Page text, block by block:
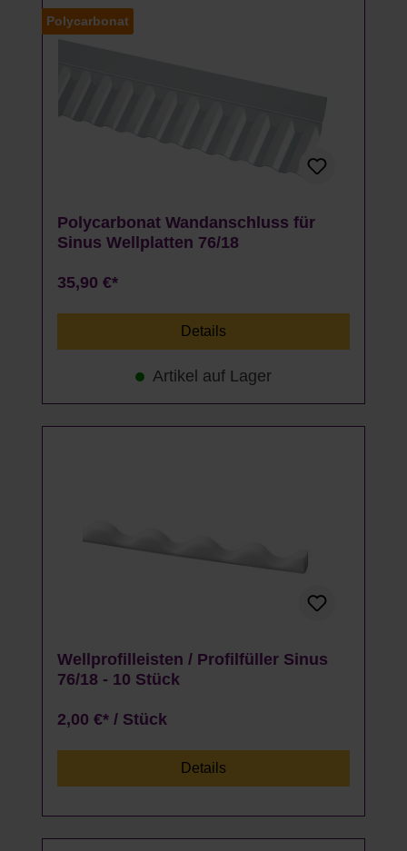
Polycarbonat
Polycarbonat Wandanschluss für
Sinus Wellplatten 76/18
35,90 €*
Details
Artikel auf Lager
Wellprofilleisten / Profilfüller Sinus
76/18 - 10 Stück
2,00 €* / Stück
Details